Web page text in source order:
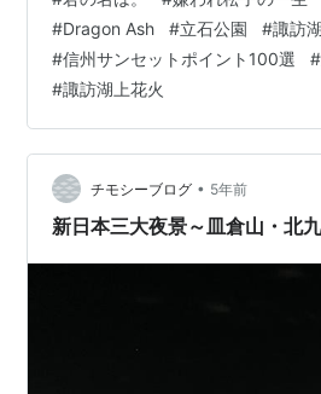
ル工事によって、今の艶やかな姿
から霧ヶ峰に登る長野県道40号沿
連続ですがアプローチも便利で気
ロケーションにあります。あわせ
ー発祥の地「霧ヶ峰高原」 標高
#Dragon Ash #立石公園 #諏訪湖
#信州サンセットポイント100選 #
#諏訪湖上花火
チモシーブログ • 5年前
新日本三大夜景～皿倉山・北